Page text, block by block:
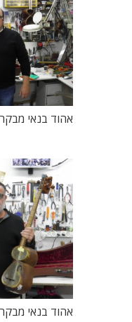
אהוד בנאי
אהוד בנאי